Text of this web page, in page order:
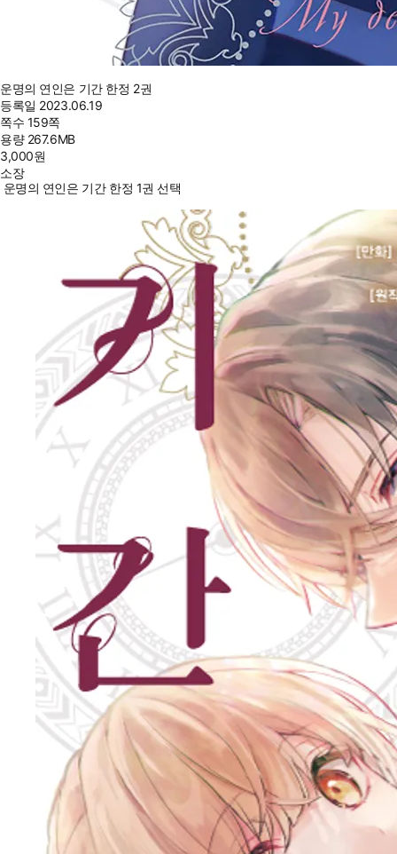
운명의 연인은 기간 한정 2권
등록일 2023.06.19
쪽수 159쪽
용량 267.6MB
3,000원
소장
운명의 연인은 기간 한정 1권 선택